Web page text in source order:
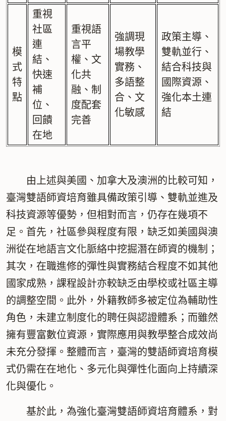
模
式
特
點
重視
社區
連
結、
快速
補
位、
回饋
在地
重視語
言平
權、文
化共
融、制
度配套
完善
強調現
場教學
實務、
多語整
合、文
化敏感
政策主導、
雙軌並行、
結合科技與
國際資源、
強化本土連
結
由上述與美國、加拿大及澳洲的比較可知，
臺灣雙語師資培育雖具備政策引導、雙軌並進及
科技資源等優勢，但相對而言，仍存在幾項不
足。首先，社區參與程度有限，缺乏如美國與澳
洲從在地語言文化脈絡中挖掘潛在師資的機制；
其次，在職進修的彈性與實務結合程度不如其他
國家成熟，課程設計亦較缺乏由學校或社區主導
的調整空間。此外，外籍教師多被定位為輔助性
角色，未建立制度化的聘任與認證體系；而雖然
擁有豐富數位資源，實際應用與教學整合成效尚
未充分發揮。整體而言，臺灣的雙語師資培育模
式仍需在在地化、多元化與彈性化面向上持續深
化與優化。
基於此，為強化臺灣雙語師資培育體系，對